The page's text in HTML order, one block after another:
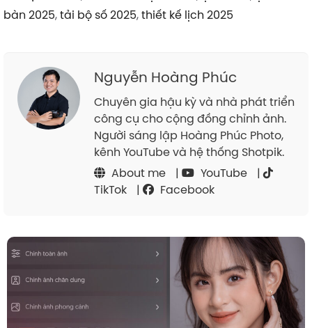
bàn 2025,tải bộ số 2025,thiết kế lịch 2025
Nguyễn Hoàng Phúc
Chuyên gia hậu kỳ và nhà phát triển
công cụ cho cộng đồng chỉnh ảnh.
Người sáng lập Hoàng Phúc Photo,
kênh YouTube và hệ thống Shotpik.
About me
| YouTube
|
TikTok
| Facebook